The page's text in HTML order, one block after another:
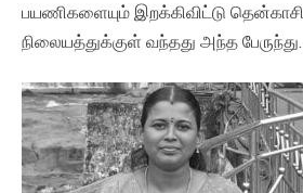
பயணிகளையும் இறக்கிவிட்டு தென்காசி
நிலையத்துக்குள் வந்தது அந்த பேருந்து.